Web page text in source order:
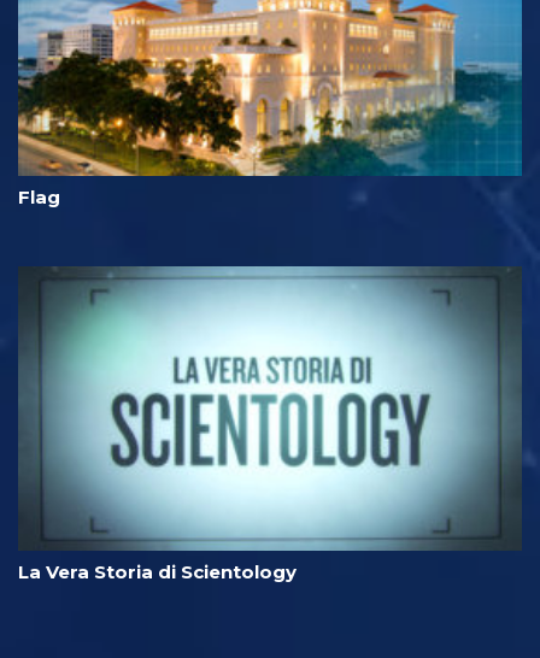
Flag
La Vera Storia di Scientology